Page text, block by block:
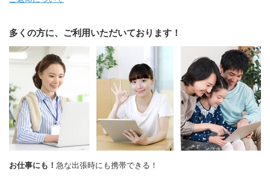
多くの方に、ご利用いただいております！
お仕事にも！ 急な出張時にも携帯できる！